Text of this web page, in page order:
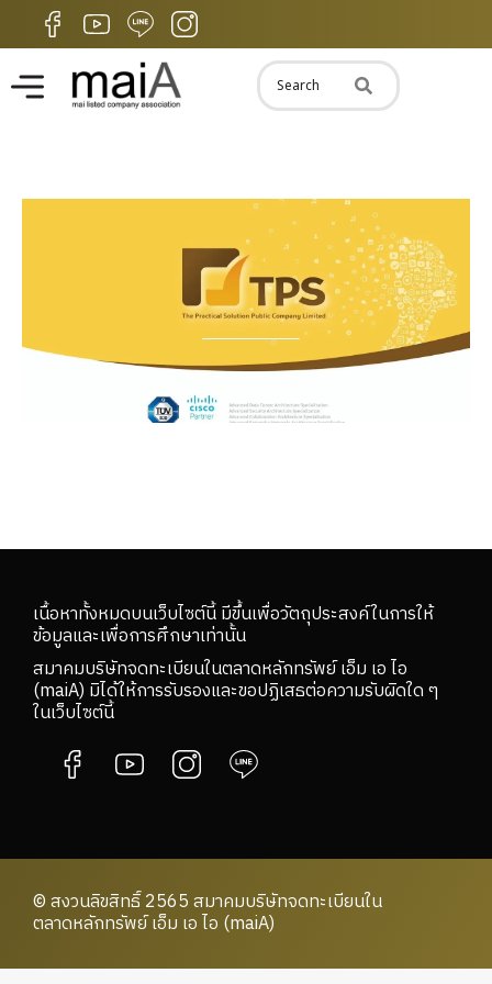
เนื้อหาทั้งหมดบนเว็บไซต์นี้ มีขึ้นเพื่อวัตถุประสงค์ในการให้
ข้อมูลและเพื่อการศึกษาเท่านั้น
สมาคมบริษัทจดทะเบียนในตลาดหลักทรัพย์ เอ็ม เอ ไอ
(maiA) มิได้ให้การรับรองและขอปฏิเสธต่อความรับผิดใด ๆ
ในเว็บไซต์นี้
© สงวนลิขสิทธิ์ 2565 สมาคมบริษัทจดทะเบียนใน
ตลาดหลักทรัพย์ เอ็ม เอ ไอ (maiA)